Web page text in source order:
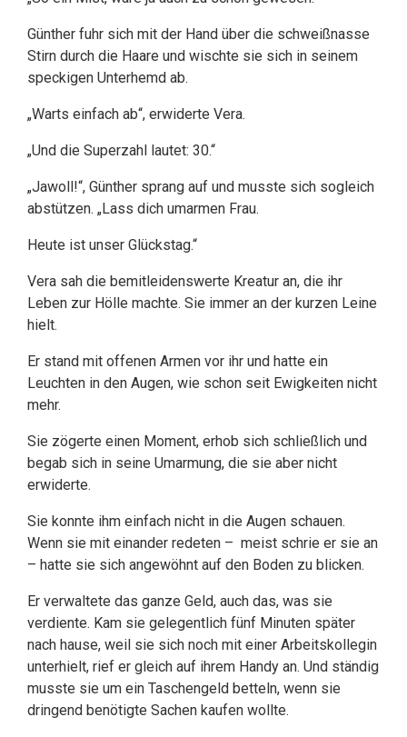
Günther fuhr sich mit der Hand über die schweißnasse
Stirn durch die Haare und wischte sie sich in seinem
speckigen Unterhemd ab.
„Warts einfach ab“, erwiderte Vera.
„Und die Superzahl lautet: 30.“
„Jawoll!“, Günther sprang auf und musste sich sogleich
abstützen. „Lass dich umarmen Frau.
Heute ist unser Glückstag.“
Vera sah die bemitleidenswerte Kreatur an, die ihr
Leben zur Hölle machte. Sie immer an der kurzen Leine
hielt.
Er stand mit offenen Armen vor ihr und hatte ein
Leuchten in den Augen, wie schon seit Ewigkeiten nicht
mehr.
Sie zögerte einen Moment, erhob sich schließlich und
begab sich in seine Umarmung, die sie aber nicht
erwiderte.
Sie konnte ihm einfach nicht in die Augen schauen.
Wenn sie mit einander redeten – meist schrie er sie an
– hatte sie sich angewöhnt auf den Boden zu blicken.
Er verwaltete das ganze Geld, auch das, was sie
verdiente. Kam sie gelegentlich fünf Minuten später
nach hause, weil sie sich noch mit einer Arbeitskollegin
unterhielt, rief er gleich auf ihrem Handy an. Und ständig
musste sie um ein Taschengeld betteln, wenn sie
dringend benötigte Sachen kaufen wollte.